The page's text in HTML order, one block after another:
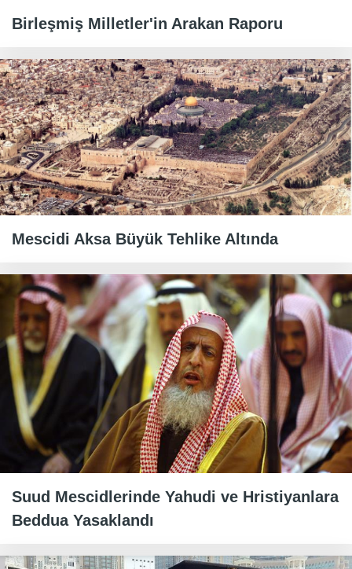
Birleşmiş Milletler'in Arakan Raporu
Mescidi Aksa Büyük Tehlike Altında
Suud Mescidlerinde Yahudi ve Hristiyanlara
Beddua Yasaklandı